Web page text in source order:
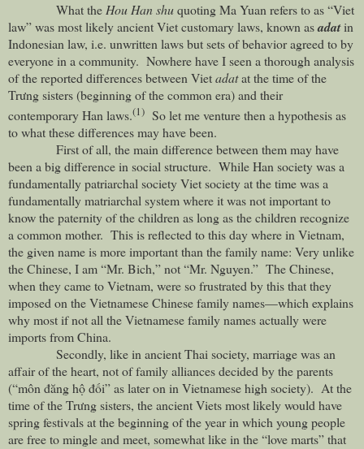
What theHou Han shuquoting Ma Yuan refers to as “Viet
law” was most likely ancient Viet customary laws, known asadatin
Indonesian law, i.e. unwritten laws but sets of behavior agreed to by
everyone in a community. Nowhere have I seen a thorough analysis
of the reported differences between Vietadatat the time of the
Trưng sisters (beginning of the common era) and their
contemporary Han laws.(1) So let me venture then a hypothesis as
to what these differences may have been.
First of all, the main difference between them may have
been a big difference in social structure. While Han society was a
fundamentally patriarchal society Viet society at the time was a
fundamentally matriarchal system where it was not important to
know the paternity of the children as long as the children recognize
a common mother. This is reflected to this day where in Vietnam,
the given name is more important than the family name: Very unlike
the Chinese, I am “Mr. Bich,” not “Mr. Nguyen.” The Chinese,
when they came toVietnam, were so frustrated by this that they
imposed on the Vietnamese Chinese family names—which explains
why most if not all the Vietnamese family names actually were
imports fromChina.
Secondly, like in ancient Thai society, marriage was an
affair of the heart, not of family alliances decided by the parents
(“môn đăng hộ đối” as later on in Vietnamese high society). At the
time of the Trưng sisters, the ancient Viets most likely would have
spring festivals at the beginning of the year in which young people
are free to mingle and meet, somewhat like in the “love marts” that